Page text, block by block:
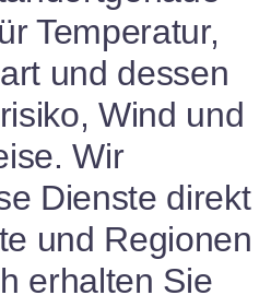
Temperatur,
und dessen
Wind und
Wir
Dienste direkt
und Regionen
erhalten Sie